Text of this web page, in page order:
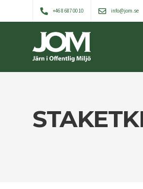
+46 8 687 00 10 info@jom.se